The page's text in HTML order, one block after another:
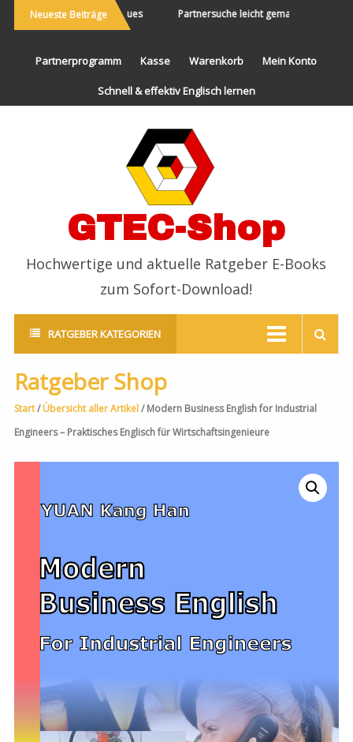
Neueste Beiträge
Welt bereisen und Neues Partnersuche leicht gemacht
Partnerprogramm Kasse Warenkorb Mein Konto
Schnell & effektiv Englisch lernen
GTEC-Shop
Hochwertige und aktuelle Ratgeber E-Books
zum Sofort-Download!
RATGEBER KATEGORIEN
Ratgeber Shop
Start/Übersicht aller Artikel/ Modern Business English for Industrial
Engineers – Praktisches Englisch für Wirtschaftsingenieure